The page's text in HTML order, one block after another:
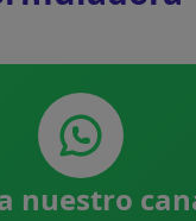
nuestro